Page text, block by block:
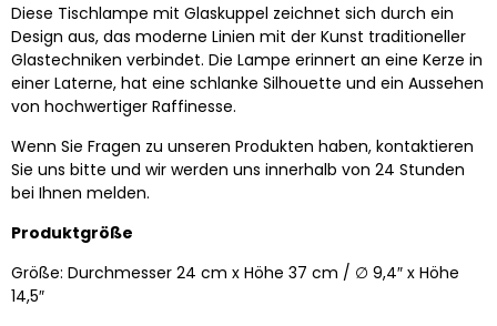
Diese Tischlampe mit Glaskuppel zeichnet sich durch ein
Design aus, das moderne Linien mit der Kunst traditioneller
Glastechniken verbindet. Die Lampe erinnert an eine Kerze in
einer Laterne, hat eine schlanke Silhouette und ein Aussehen
von hochwertiger Raffinesse.
Wenn Sie Fragen zu unseren Produkten haben, kontaktieren
Sie uns bitte und wir werden uns innerhalb von 24 Stunden
bei Ihnen melden.
Produktgröße
Größe: Durchmesser 24 cm x Höhe 37 cm / ∅ 9,4″ x Höhe
14,5″